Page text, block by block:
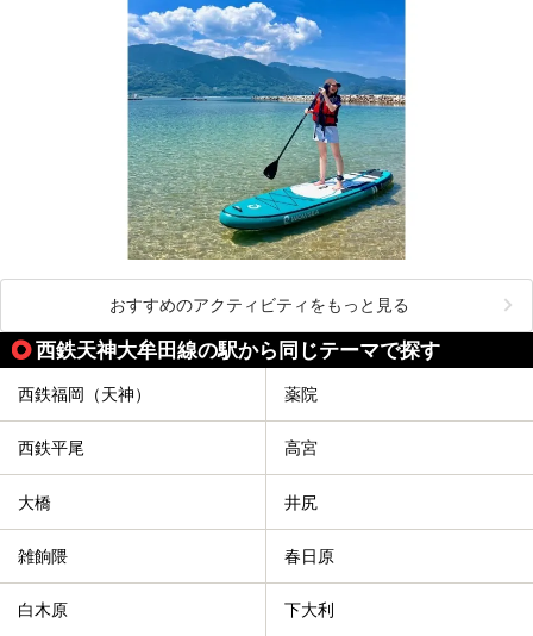
おすすめのアクティビティをもっと見る
西鉄天神大牟田線の駅から同じテーマで探す
西鉄福岡（天神） 薬院
西鉄平尾 高宮
大橋 井尻
雑餉隈 春日原
白木原 下大利